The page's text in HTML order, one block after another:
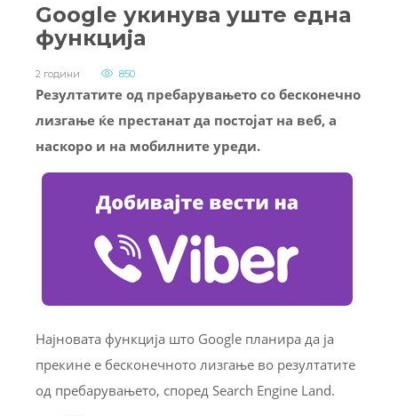
Google укинува уште една
функција
2 години 850
Резултатите од пребарувањето со бесконечно
лизгање ќе престанат да постојат на веб, а
наскоро и на мобилните уреди.
Најновата функција што Google планира да ја
прекине е бесконечното лизгање во резултатите
од пребарувањето, според Search Engine Land.